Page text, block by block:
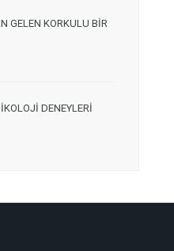
GELEN KORKULU BİR
DENEYLERİ